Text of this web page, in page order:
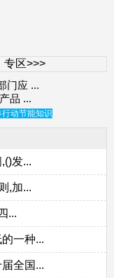
专区>>>
门应 ...
品 ...
动节能知识
发...
,加...
...
一种...
全国...